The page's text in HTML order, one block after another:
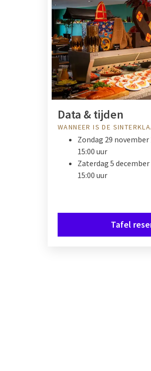
Data & tijden
WANNEER IS DE
Zondag 29
15:00 uur
Zaterdag 5
15:00 uur
Tafel